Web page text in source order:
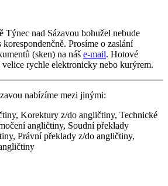
Týnec nad Sázavou bohužel nebude
Prosíme o zaslání
(sken) na náš e-mail. Hotové
rychle elektronicky nebo kurýrem.
nabízíme mezi jinými:
Korektury z/do angličtiny, Technické
angličtiny, Soudní překlady
Právní překlady z/do angličtiny,